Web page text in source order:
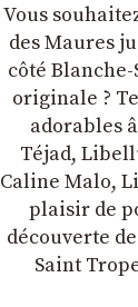
Vous
des Maures
côté
originale ?
adorables
Téjad,
Caline Malo,
plaisir de
découverte
Saint